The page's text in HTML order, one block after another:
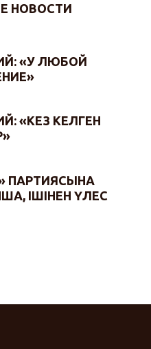
НОВОСТИ
«У ЛЮБОЙ
«КЕЗ КЕЛГЕН
ПАРТИЯСЫНА
ІШІНЕН ҮЛЕС